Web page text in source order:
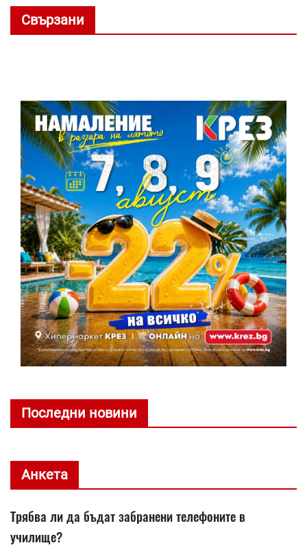
Свързани
Последни новини
Анкета
Трябва ли да бъдат забранени телефоните в
училище?